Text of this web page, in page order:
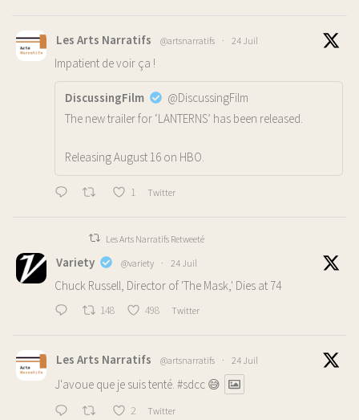
Les Arts Narratifs @artsnarratifs · 24 Juil
Impatient de voir ça !
DiscussingFilm
@DiscussingFilm
The new trailer for ‘LANTERNS’ has been released.
Releasing August 16 on HBO.
1 Twitter
Les Arts Narratifs Retweeté
Variety @variety · 24 Juil
Chuck Russell, Director of 'The Mask,' Dies at 74
148 498 Twitter
Les Arts Narratifs @artsnarratifs · 24 Juil
J'avoue que je suis tenté. #sdcc 😅
2 Twitter